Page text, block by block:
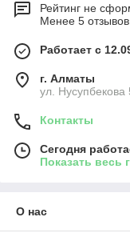
Рейтинг не
Менее 5
Работает с
г. Алматы
ул.
Контакты
Сегодня
Показать весь
О нас